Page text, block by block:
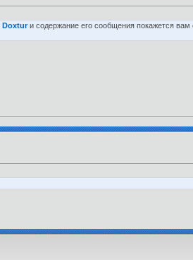
Doxturи содержание его сообщения покажется